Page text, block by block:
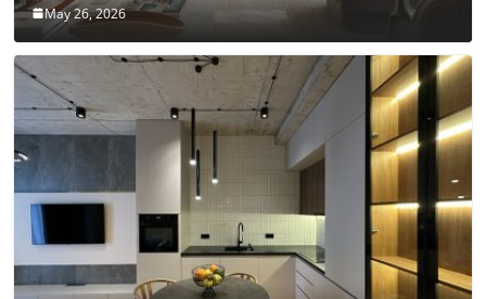
May 26, 2026